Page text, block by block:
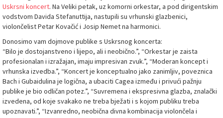
Uskrsni koncert. Na Veliki petak, uz komorni orkestar, a pod dirigentskim
vodstvom Davida Stefanuttija, nastupili su vrhunski glazbenici,
violončelist Petar Kovačić i Josip Nemet na harmonici.
Donosimo vam dojmove publike s Uskrsnog koncerta:
“Bilo je dostojanstveno i lijepo, ali i neobično.”, “Orkestar je zaista
profesionalan i izražajan, imaju impresivan zvuk.”, “Moderan koncept i
vrhunska izvedba.”, “Koncert je konceptualno jako zanimljiv, poveznica
Bach i Gubaidulina je logična, a ubaciti Cagea između i privući pažnju
publike je bio odličan potez.”, “Suvremena i ekspresivna glazba, znalački
izvedena, od koje svakako ne treba bježati i s kojom publiku treba
upoznavati.”, “Izvanredno, neobična divna kombinacija violončela i